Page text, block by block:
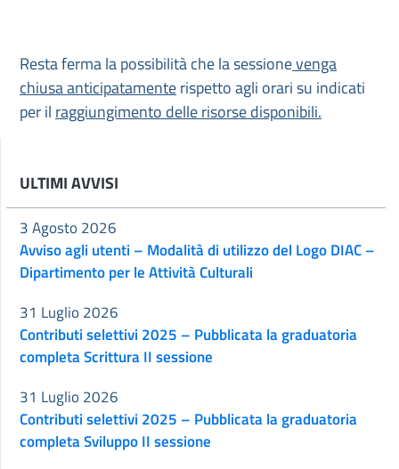
Resta ferma la possibilità che la sessionevenga
chiusa anticipatamenterispetto agli orari su indicati
per il raggiungimento delle risorse disponibili.
ULTIMI AVVISI
Avviso agli utenti – Modalità di utilizzo del Logo DIAC –
Dipartimento per le Attività Culturali
3 Agosto 2026
Contributi selettivi 2025 – Pubblicata la graduatoria
completa Scrittura II sessione
31 Luglio 2026
Contributi selettivi 2025 – Pubblicata la graduatoria
completa Sviluppo II sessione
31 Luglio 2026